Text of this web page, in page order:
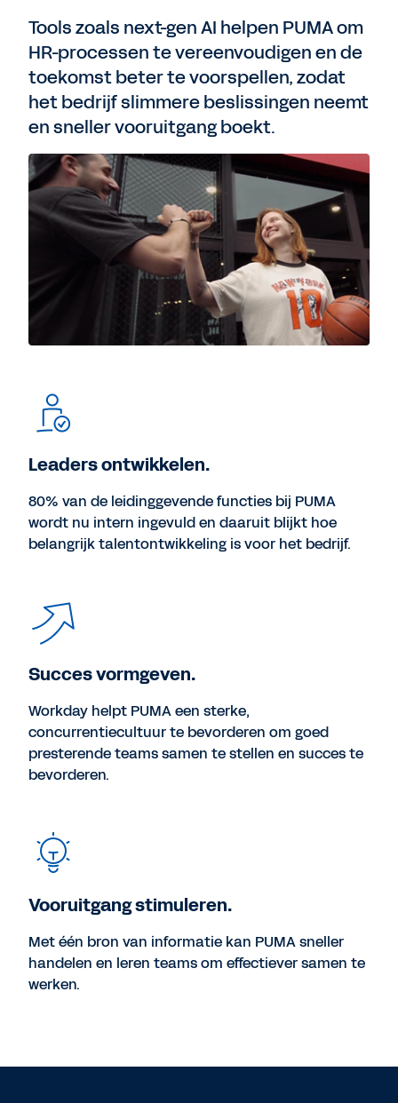
Tools zoals next-gen AI helpen PUMA om
HR-processen te vereenvoudigen en de
toekomst beter te voorspellen, zodat
het bedrijf slimmere beslissingen neemt
en sneller vooruitgang boekt.
Leaders ontwikkelen.
80% van de leidinggevende functies bij PUMA
wordt nu intern ingevuld en daaruit blijkt hoe
belangrijk talentontwikkeling is voor het bedrijf.
Succes vormgeven.
Workday helpt PUMA een sterke,
concurrentiecultuur te bevorderen om goed
presterende teams samen te stellen en succes te
bevorderen.
Vooruitgang stimuleren.
Met één bron van informatie kan PUMA sneller
handelen en leren teams om effectiever samen te
werken.